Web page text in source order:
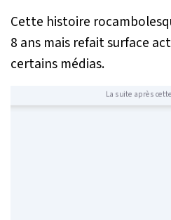
Cette histoire
8 ans mais refait surface
certains médias.
La suite après